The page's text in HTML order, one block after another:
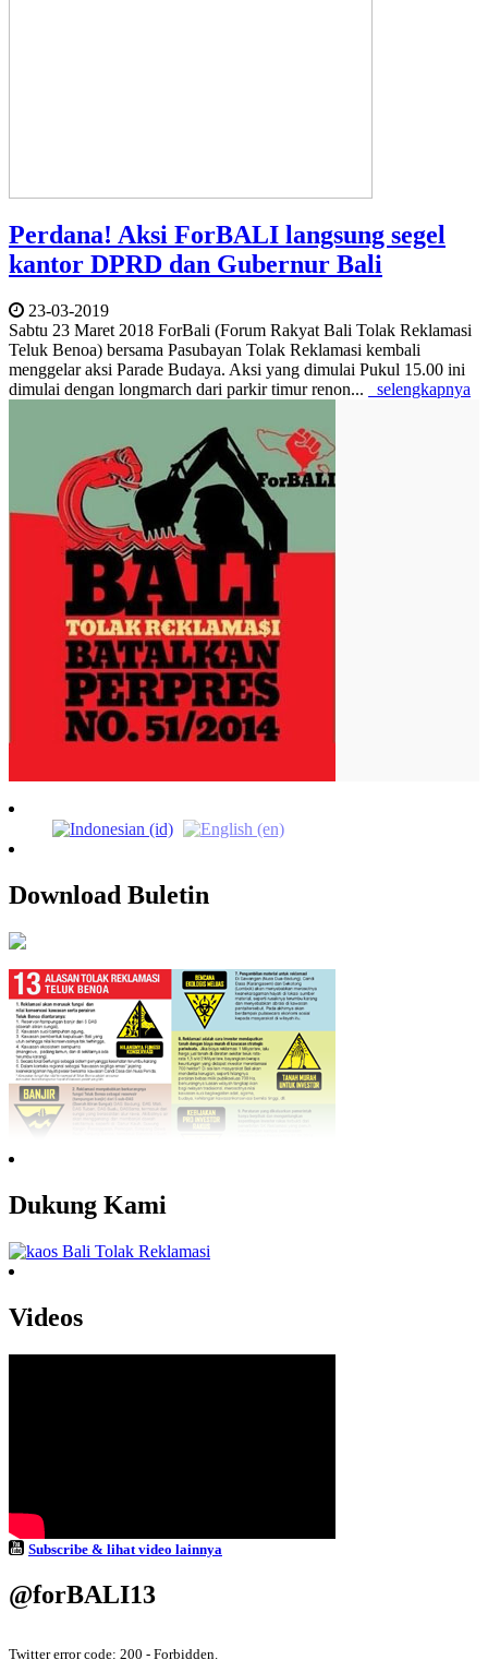
Perdana! Aksi ForBALI langsung segel
kantor DPRD dan Gubernur Bali
23-03-2019
Sabtu 23 Maret 2018 ForBali (Forum Rakyat Bali Tolak Reklamasi
Teluk Benoa) bersama Pasubayan Tolak Reklamasi kembali
menggelar aksi Parade Budaya. Aksi yang dimulai Pukul 15.00 ini
dimulai dengan longmarch dari parkir timur renon...
selengkapnya
Download Buletin
Dukung Kami
Videos
Subscribe & lihat video lainnya
@forBALI13
Twitter error code: 200 - Forbidden.